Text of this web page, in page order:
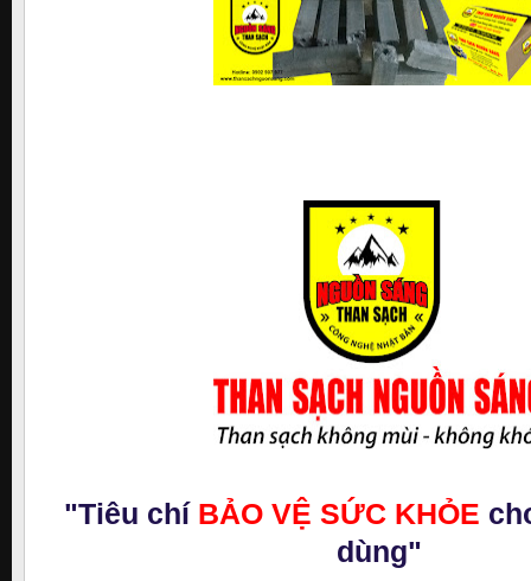
"Tiêu chí BẢO VỆ SỨC KHỎE
dùng"